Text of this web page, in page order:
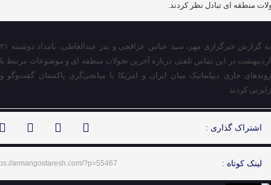
منطقه ای تبادل نظر کردند.
به گزارش خبرگزاری مهر، سید عباس عراقچی و بدر عبدالعاطی، بامداد دوشنبه ۲۱
اردیبهشت در این تماس تلفنی درباره آخرین تحولات منطقه ای و موضوعات مرتبط با
روندهای جاری دیپلماتیک میان ایران و امریکا با میانجی‌گری پاکستان گفت‌وگو و
رایزنی کردند.
اشتراک گذاری :
لینک کوتاه : armangostaresh.com/?p=55467